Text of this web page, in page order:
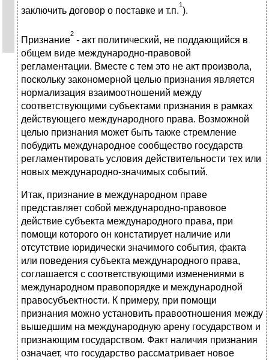
заключить договор о по­ставке и т.п.
1
).
Признание
2
- акт политический, не под­дающийся в
общем виде междуна­родно-правовой
регламентации. Вместе с тем это не акт произвола,
поскольку закономерной целью признания является
нормализация взаимоот­ношений между
соответствующими субъектами признания в рамках
дейст­вующего международного права. Возможной
целью признания может быть также стремление
побудить международное сообщество государств
регла­ментировать условия действительности тех или
новых международно-значи­мых событий.
Итак, признание в международном праве
представляет собой междуна­родно-правовое
действие субъекта международного права, при
помощи ко­торого он констатирует наличие или
отсутствие юридически значимого со­бытия, факта
или поведения субъекта международного права,
соглашается с соответствующими изменениями в
международном правопорядке и между­народной
правосубъектности. К примеру, при помощи
признания можно ус­тановить правоотношения между
вышедшим на международную арену госу­дарством и
признающим государством. Факт наличия признания
означает, что государство рассматривает новое